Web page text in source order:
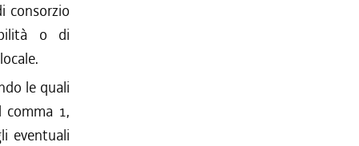
consorzio
o di
le quali
comma 1,
eventuali